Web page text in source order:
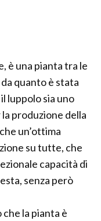
è una pianta tra le
quanto è stata
luppolo sia uno
produzione della
un’ottima
su tutte, che
capacità di
senza però
la pianta è